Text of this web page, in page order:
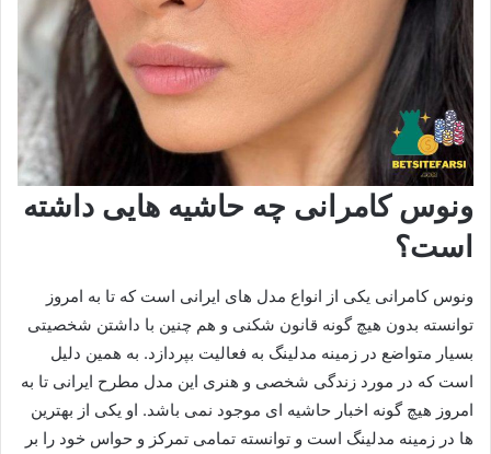
ونوس کامرانی چه حاشیه هایی داشته
است؟
ونوس کامرانی یکی از انواع مدل های ایرانی است که تا به امروز
توانسته بدون هیچ گونه قانون شکنی و هم چنین با داشتن شخصیتی
بسیار متواضع در زمینه مدلینگ به فعالیت بپردازد. به همین دلیل
است که در مورد زندگی شخصی و هنری این مدل مطرح ایرانی تا به
امروز هیچ گونه اخبار حاشیه ای موجود نمی باشد. او یکی از بهترین
ها در زمینه مدلینگ است و توانسته تمامی تمرکز و حواس خود را بر